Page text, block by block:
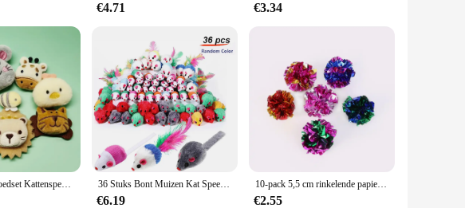
€4.71 €3.34
Huisdierspeelgoedset Kattenspeelgoedset Met Catmint Kitten Pluche Kattenkruid Speelgoed Met Geur Kat Mini Kattenkruid Kauwspeeltje Tandenslijpen Dierbenodigdheden 36 Stuks Bont Muizen Kat Speelgoed Rammelaar Muis Kat Speelgoed Diverse Interactieve Kat Speelgoed Voor Indoor Kitten Kat Vangst Spelen Muis
€6.19
10-pack 5,5 cm rinkelende papieren bal huisdier kattenspeelgoed interactieve huisdierproducten voor kitten kattenaccessoires dierbenodigdheden
€2.55